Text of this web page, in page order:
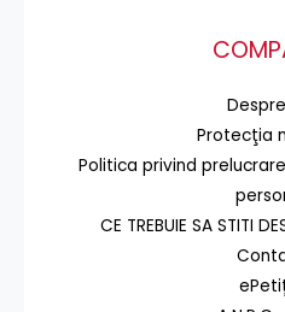
Protecţia
Politica privind
CE TREBUIE SA STITI